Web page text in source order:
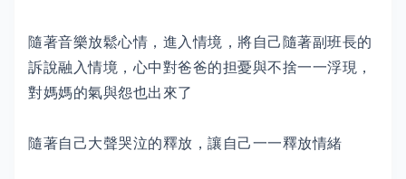
隨著音樂放鬆心情，進入情境，將自己隨著副班長的
訴說融入情境，心中對爸爸的担憂與不捨一一浮現，
對媽媽的氣與怨也出來了
隨著自己大聲哭泣的釋放，讓自己一一釋放情緒